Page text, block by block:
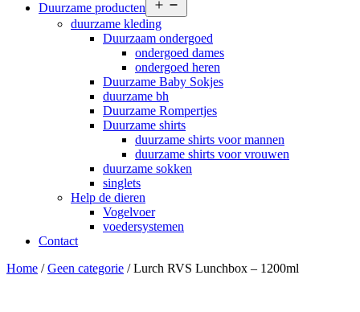
Duurzame producten
menu
duurzame kleding
Duurzaam ondergoed
ondergoed dames
ondergoed heren
Duurzame Baby Sokjes
duurzame bh
Duurzame Rompertjes
Duurzame shirts
duurzame shirts voor mannen
duurzame shirts voor vrouwen
duurzame sokken
singlets
Help de dieren
Vogelvoer
voedersystemen
Contact
Home /Geen categorie / Lurch RVS Lunchbox – 1200ml